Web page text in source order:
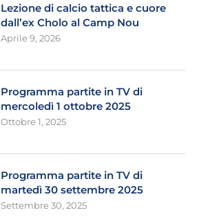
Lezione di calcio tattica e cuore
dall’ex Cholo al Camp Nou
Aprile 9, 2026
Programma partite in TV di
mercoledì 1 ottobre 2025
Ottobre 1, 2025
Programma partite in TV di
martedì 30 settembre 2025
Settembre 30, 2025